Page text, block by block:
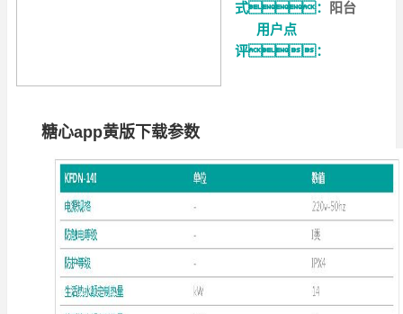
式：
阳台
用户点
评：
糖心app黄版下载参数